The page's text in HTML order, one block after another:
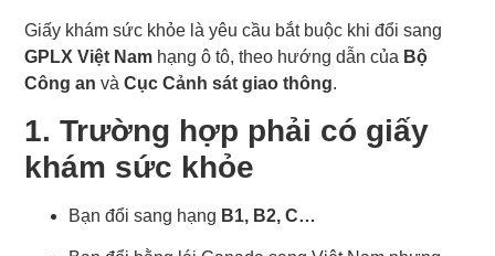
Giấy khám sức khỏe là yêu cầu bắt buộc khi đổi sang
GPLX Việt Nam hạng ô tô, theo hướng dẫn của Bộ
Công an và Cục Cảnh sát giao thông.
1. Trường hợp phải có giấy
khám sức khỏe
Bạn đổi sang hạng B1, B2, C…